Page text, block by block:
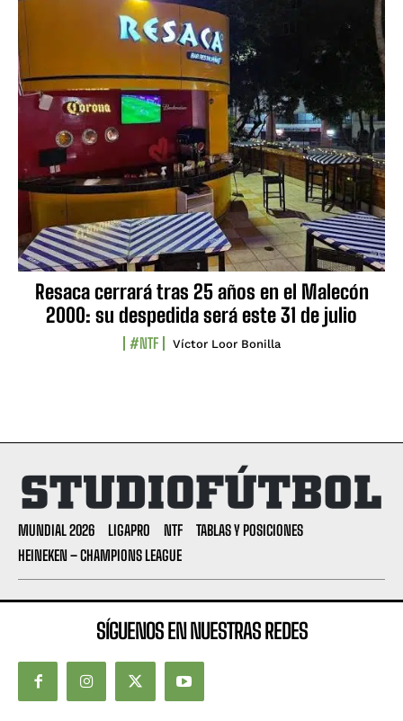
Resaca cerrará tras 25 años en el Malecón
2000: su despedida será este 31 de julio
#NTF Víctor Loor Bonilla
MUNDIAL 2026 LIGAPRO NTF
TABLAS Y POSICIONES
HEINEKEN – CHAMPIONS LEAGUE
SÍGUENOS EN NUESTRAS REDES